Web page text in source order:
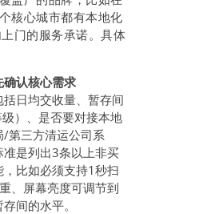
核心城市都有本地化
门的服务承诺。具体
确认核心需求
日均交收量、暂存间
）、是否要对接本地
/第三方清运公司系
准是列出3条以上非买
，比如必须支持1秒扫
、屏幕亮度可调节到
间的水平。